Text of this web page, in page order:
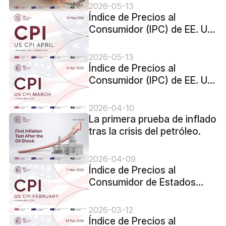
2026-05-13
Índice de Precios al
Consumidor (IPC) de EE. UU.
Anterior: 3,3% Previsión:
3,7%
2026-05-13
Índice de Precios al
Consumidor (IPC) de EE. UU.
Anterior: 2,4% Pronóstico:
3,3%
2026-04-10
La primera prueba de inflado
tras la crisis del petróleo.
2026-04-09
Índice de Precios al
Consumidor de Estados
2026 - Anterior: 2.4%
Previsión: 2.4%
2026-03-12
Índice de Precios al